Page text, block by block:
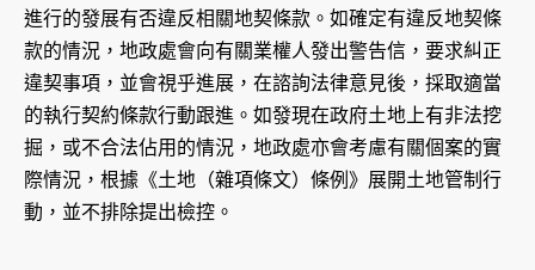
進行的發展有否違反相關地契條款。如確定有違反地契條
款的情況，地政處會向有關業權人發出警告信，要求糾正
違契事項，並會視乎進展，在諮詢法律意見後，採取適當
的執行契約條款行動跟進。如發現在政府土地上有非法挖
掘，或不合法佔用的情況，地政處亦會考慮有關個案的實
際情況，根據《土地（雜項條文）條例》展開土地管制行
動，並不排除提出檢控。